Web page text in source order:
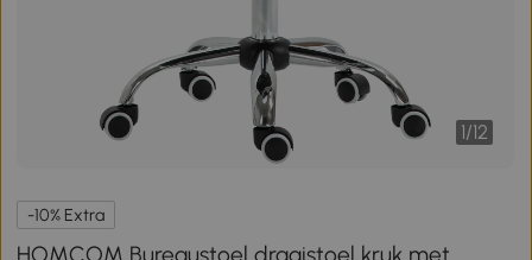
1/12
-10% Extra
HOMCOM Bureaustoel draaistoel kruk met